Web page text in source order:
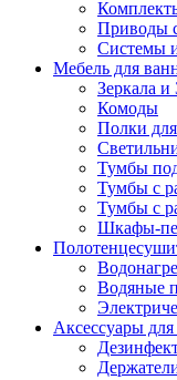
Приводы
Системы
Мебель для
Зеркала
Комоды
Полки
Тумбы
Тумбы с
Тумбы с
Шкафы-
Водяные
Аксессуары